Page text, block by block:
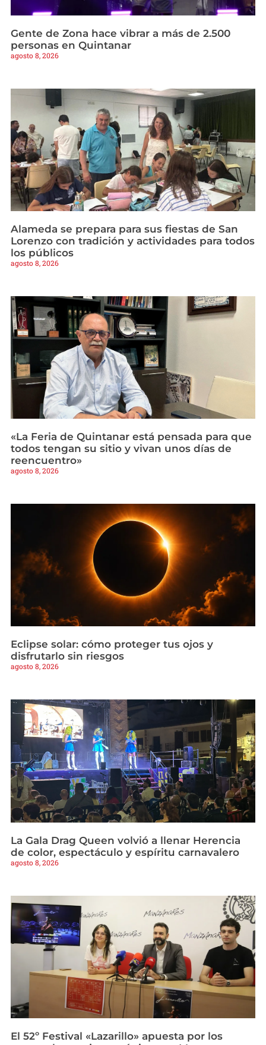
Gente de Zona hace vibrar a más de 2.500
personas en Quintanar
agosto 8, 2026
Alameda se prepara para sus fiestas de San
Lorenzo con tradición y actividades para todos
los públicos
agosto 8, 2026
«La Feria de Quintanar está pensada para que
todos tengan su sitio y vivan unos días de
reencuentro»
agosto 8, 2026
Eclipse solar: cómo proteger tus ojos y
disfrutarlo sin riesgos
agosto 8, 2026
La Gala Drag Queen volvió a llenar Herencia
de color, espectáculo y espíritu carnavalero
agosto 8, 2026
El 52º Festival «Lazarillo» apuesta por los